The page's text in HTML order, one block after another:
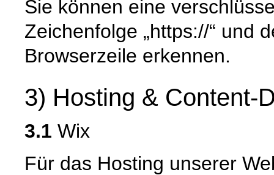
Sie können eine
Zeichenfolge „https://“ und
Browserzeile erkennen.
3) Hosting & Content-
3.1 Wix
Für das Hosting unserer